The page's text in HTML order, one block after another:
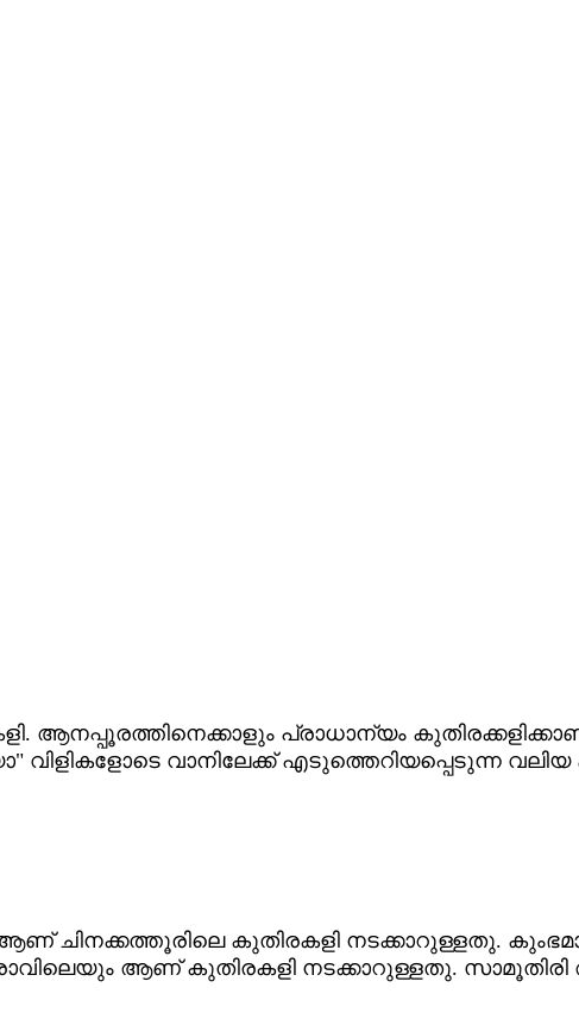
ആനപ്പൂരത്തിനെക്കാളും പ്രാധാന്യം
വാനിലേക്ക് എടുത്തെറിയപ്പെടുന്ന
കുതിരകളി നടക്കാറുള്ളതു.
ആണ് കുതിരകളി നടക്കാറുള്ളതു.